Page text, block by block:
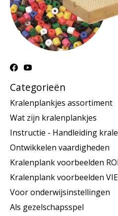
Categorieën
Kralenplankjes assortiment
Wat zijn kralenplankjes
Instructie - Handleiding
Ontwikkelen vaardigheden
Kralenplank voorbeelden
Kralenplank voorbeelden
Voor onderwijsinstellingen
Als gezelschapsspel